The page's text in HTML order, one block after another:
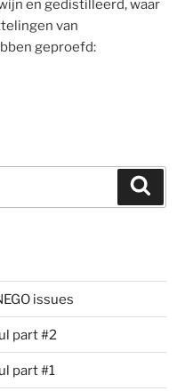
en gedistilleerd, waar
van
geproefd:
issues
part #2
part #1